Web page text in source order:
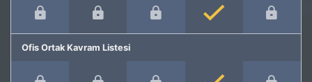
Ofis Ortak Kavram Listesi